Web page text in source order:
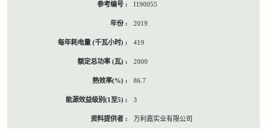
I190055
2019
419
2000
86.7
3
万利嘉实业有限公司